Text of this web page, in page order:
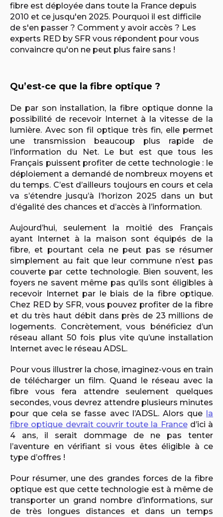
fibre est déployée dans toute la France depuis
2010 et ce jusqu'en 2025. Pourquoi il est difficile
de s'en passer ? Comment y avoir accès ? Les
experts RED by SFR vous répondent pour vous
convaincre qu'on ne peut plus faire sans !
Qu’est-ce que la fibre optique ?
De par son installation, la fibre optique donne la
possibilité de recevoir Internet à la vitesse de la
lumière. Avec son fil optique très fin, elle permet
une transmission beaucoup plus rapide de
l’information du Net. Le but est que tous les
Français puissent profiter de cette technologie : le
déploiement a demandé de nombreux moyens et
du temps. C’est d’ailleurs toujours en cours et cela
va s’étendre jusqu’à l’horizon 2025 dans un but
d’égalité des chances et d’accès à l’information.
Aujourd’hui, seulement la moitié des Français
ayant Internet à la maison sont équipés de la
fibre, et pourtant cela ne peut pas se résumer
simplement au fait que leur commune n’est pas
couverte par cette technologie. Bien souvent, les
foyers ne savent même pas qu’ils sont éligibles à
recevoir Internet par le biais de la fibre optique.
Chez RED by SFR, vous pouvez profiter de la fibre
et du très haut débit dans près de 23 millions de
logements. Concrètement, vous bénéficiez d’un
réseau allant 50 fois plus vite qu’une installation
Internet avec le réseau ADSL.
Pour vous illustrer la chose, imaginez-vous en train
de télécharger un film. Quand le réseau avec la
fibre vous fera attendre seulement quelques
secondes, vous devrez attendre plusieurs minutes
pour que cela se fasse avec l’ADSL. Alors que la
fibre optique devrait couvrir toute la Franced’ici à
4 ans, il serait dommage de ne pas tenter
l’aventure en vérifiant si vous êtes éligible à ce
type d’offres !
Pour résumer, une des grandes forces de la fibre
optique est que cette technologie est à même de
transporter un grand nombre d’informations, sur
de très longues distances et dans un temps